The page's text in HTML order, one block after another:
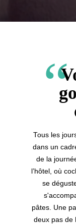
Tous les
dans un
de la
l’hôtel, où
se
pâtes. Une
deux pas de